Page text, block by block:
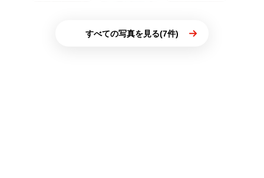
すべての写真を見る(7件)